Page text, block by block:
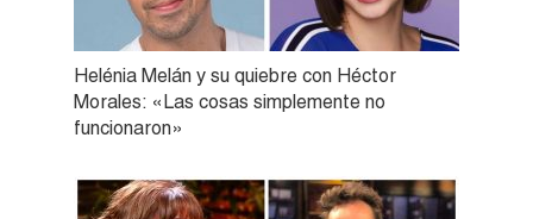
Helénia Melán y su quiebre con Héctor
Morales: «Las cosas simplemente no
funcionaron»